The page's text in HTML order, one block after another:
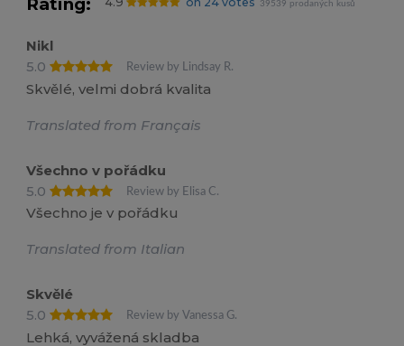
Rating: 39539 prodaných kusů
Nikl
5.0
Review by Lindsay R.
Skvělé, velmi dobrá kvalita
Translated from Français
Všechno v pořádku
5.0
Review by Elisa C.
Všechno je v pořádku
Translated from Italian
Skvělé
5.0
Review by Vanessa G.
Lehká, vyvážená skladba